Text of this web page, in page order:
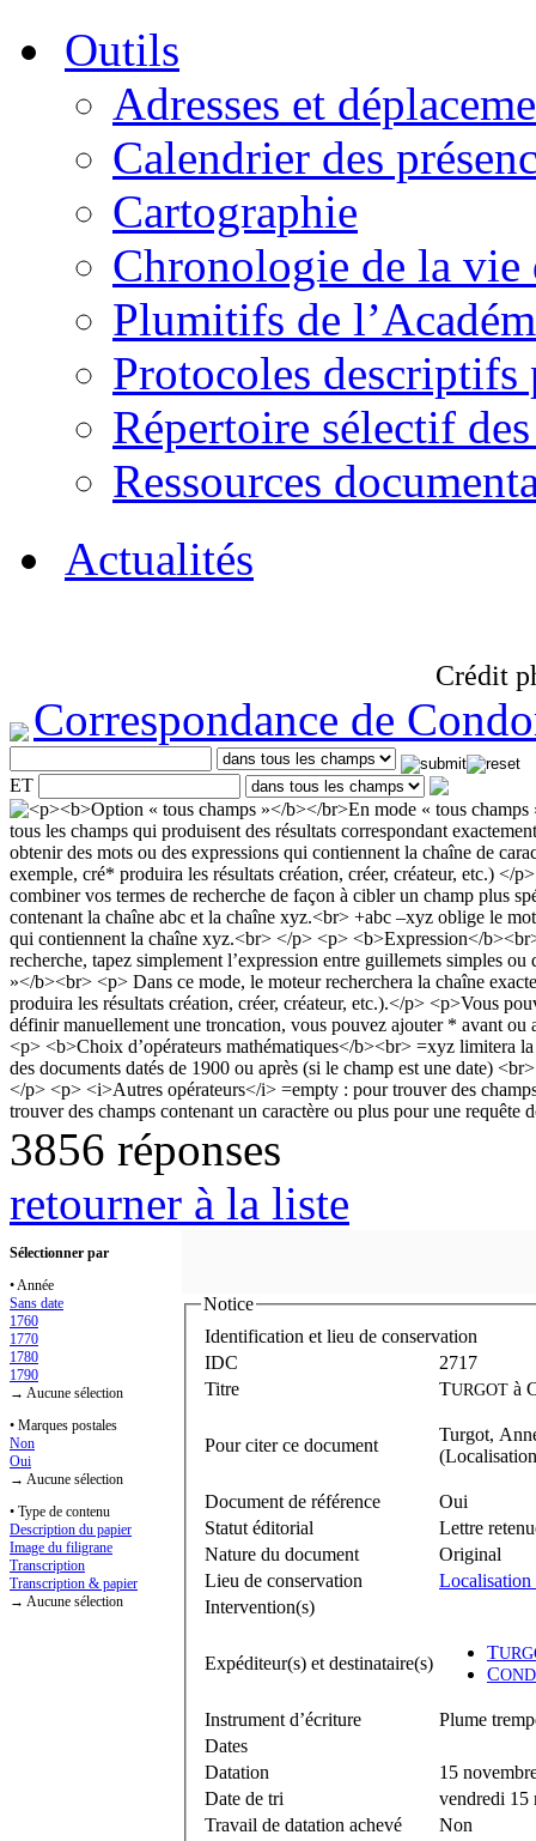
Outils
Adresses et
Calendrier des
Cartographie
Chronologie de la vie
Plumitifs de
Protocoles descriptifs
Répertoire sélectif
Ressources
Actualités
Crédit
Correspondance de
ET
3856 réponses
retourner à la liste
Sélectionner par
• Année
Sans date
1760
1770
1780
1790
→ Aucune sélection
• Marques postales
Non
Oui
→ Aucune sélection
• Type de contenu
Description du papier
Image du filigrane
Transcription
Transcription & papier
→ Aucune sélection
Notice
Identification et lieu de conservation
IDC
2717
Titre
TURGOT à
Pour citer ce document
Turgot,
Document de référence
Oui
Statut éditorial
Lettre
Nature du document
Original
Lieu de conservation
Localisation
Intervention(s)
Expéditeur(s) et destinataire(s)
T
C
Instrument d’écriture
Plume
Dates
Datation
15
Date de tri
vendredi 15
Travail de datation achevé
Non